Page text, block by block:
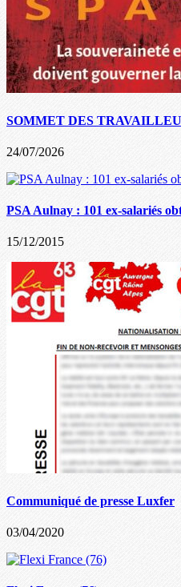
SOMMET DES
24/07/2026
PSA Aulnay : 101 ex-salariés
15/12/2015
Communiqué de presse Luxfer
03/04/2020